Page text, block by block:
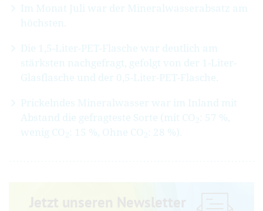
Im Monat Juli war der Mineralwasserabsatz am
höchsten.
Die 1,5-Liter-PET-Flasche war deutlich am
stärksten nachgefragt, gefolgt von der 1-Liter-
Glasflasche und der 0,5-Liter-PET-Flasche.
Prickelndes Mineralwasser war im Inland mit
Abstand die gefragteste Sorte (mit CO2: 57 %,
wenig CO2: 15 %, Ohne CO2: 28 %).
Jetzt unseren Newsletter